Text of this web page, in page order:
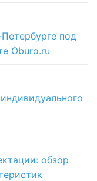
под
Oburo.ru
обзор